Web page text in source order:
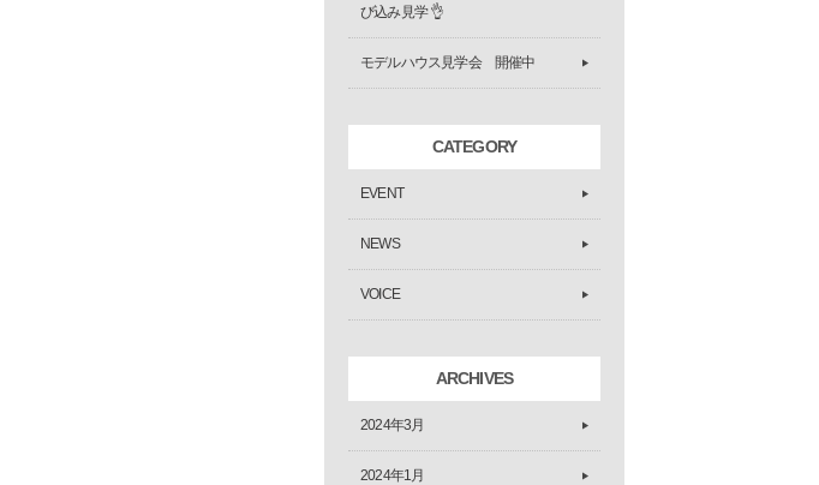
び込み見学 👌
モデルハウス見学会 開催中
CATEGORY
EVENT
NEWS
VOICE
ARCHIVES
2024年3月
2024年1月